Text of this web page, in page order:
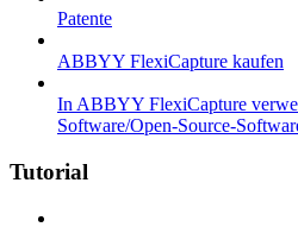
Patente
ABBYY FlexiCapture kaufen
In ABBYY FlexiCapture
Software/Open-Source-
Tutorial